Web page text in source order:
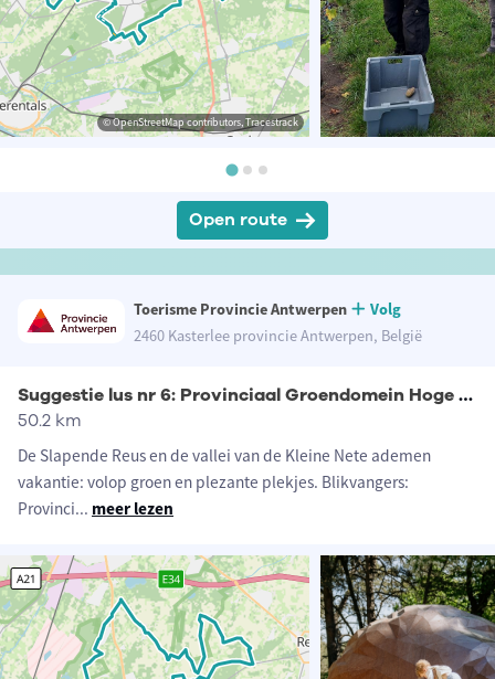
© OpenStreetMap contributors, Tracestrack
Open route
Toerisme Provincie Antwerpen
Volg
2460 Kasterlee provincie Antwerpen, België
Suggestie lus nr 6: Provinciaal Groendomein Hoge Mouw
50.2 km
De Slapende Reus en de vallei van de Kleine Nete ademen
vakantie: volop groen en plezante plekjes. Blikvangers:
Provinci... meer lezen